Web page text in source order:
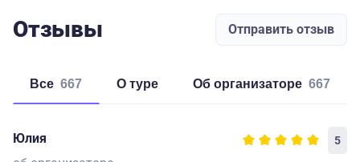
Отзывы Отправить отзыв
Все 667 о туре об организаторе 667
Юлия 5